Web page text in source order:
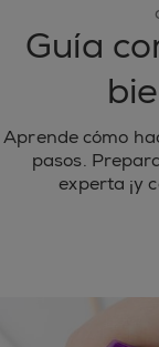
Guía
Aprende cómo
pasos.
experta ¡y